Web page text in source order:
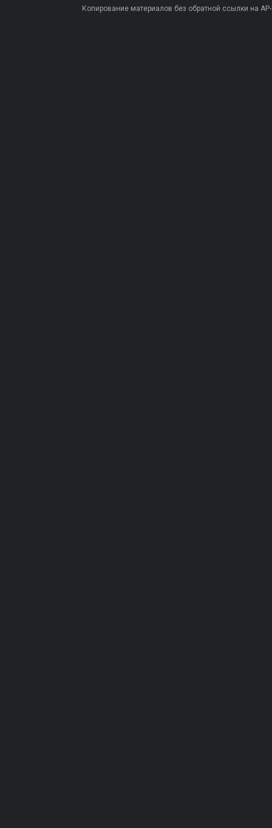
Копирование материалов без обратной ссылки на